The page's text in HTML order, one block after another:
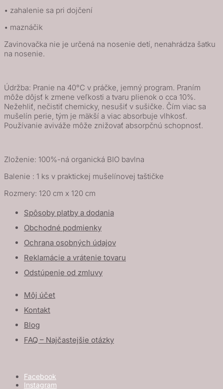
• zahalenie sa pri dojčení
• maznáčik
Zavinovačka nie je určená na nosenie detí, nenahrádza šatku
na nosenie.
Údržba: Pranie na 40°C v práčke, jemný program. Praním
môže dôjsť k zmene veľkosti a tvaru plienok o cca 10%.
Nežehliť, nečistiť chemicky, nesušiť v sušičke. Čím viac sa
mušelín perie, tým je mäkší a viac absorbuje vlhkosť.
Používanie aviváže môže znižovať absorpčnú schopnosť.
Zloženie: 100%-ná organická BIO bavlna
Balenie : 1 ks v praktickej mušelínovej taštičke
Rozmery: 120 cm x 120 cm
Spôsoby platby a dodania
Obchodné podmienky
Ochrana osobných údajov
Reklamácie a vrátenie tovaru
Odstúpenie od zmluvy
Môj účet
Kontakt
Blog
FAQ – Najčastejšie otázky
Facebook
Instagram